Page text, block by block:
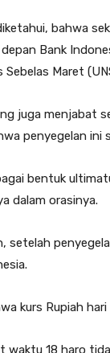
bahwa
Bank
Maret
juga menjabat
penyegelan ini
bentuk
dalam orasinya.
setelah
kurs Rupiah
waktu 18 haro